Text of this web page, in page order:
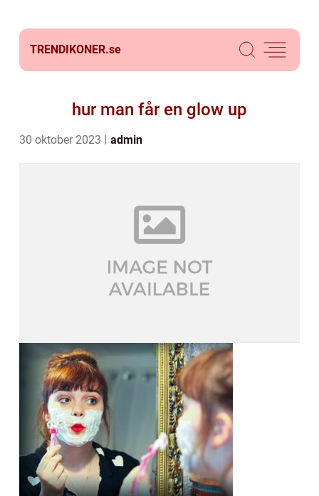
TRENDIKONER.se
hur man får en glow up
30 oktober 2023 admin